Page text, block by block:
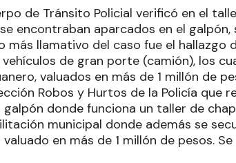
de Tránsito Policial verificó en el
encontraban aparcados en el
más llamativo del caso fue el hallazgo
vehículos de gran porte (camión), los
valuados en más de 1 millón de
Robos y Hurtos de la Policía que
donde funciona un taller de
municipal donde además se
en más de 1 millón de pesos.